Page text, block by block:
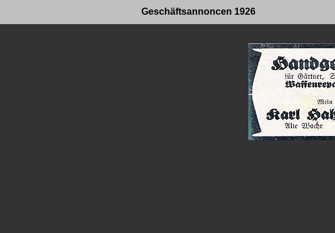
Geschäftsannoncen 1926